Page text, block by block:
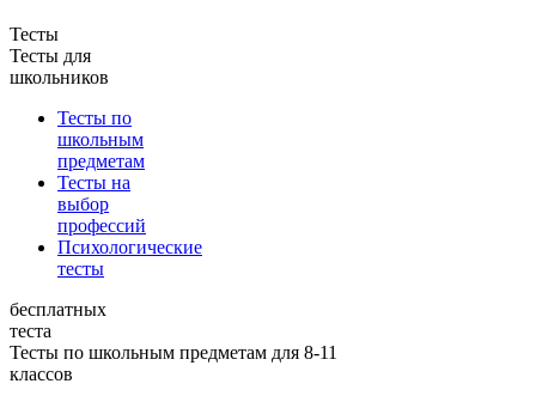
Тесты
Тесты для
школьников
Тесты по
школьным
предметам
Тесты на
выбор
профессий
Психологические
тесты
бесплатных
теста
Тесты по школьным предметам для 8-11
классов